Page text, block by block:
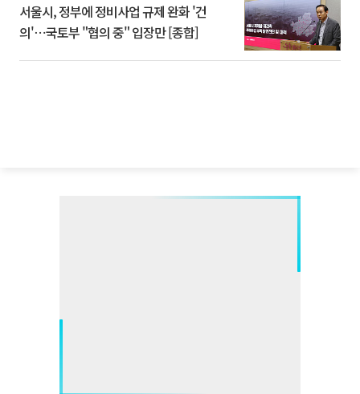
서울시, 정부에 정비사업 규제 완화 '건
의'⋯국토부 "협의 중" 입장만 [종합]